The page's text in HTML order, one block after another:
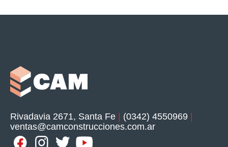
Rivadavia 2671, Santa Fe|(0342) 4550969 |
ventas@camconstrucciones.com.ar